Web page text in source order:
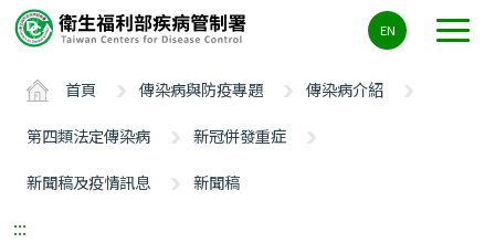
要
ALT+C
EN
首頁 傳染病與防疫專題
傳染病介紹
第四類法定傳染病
新冠併發重症
新聞稿及疫情訊息
新聞稿
:::